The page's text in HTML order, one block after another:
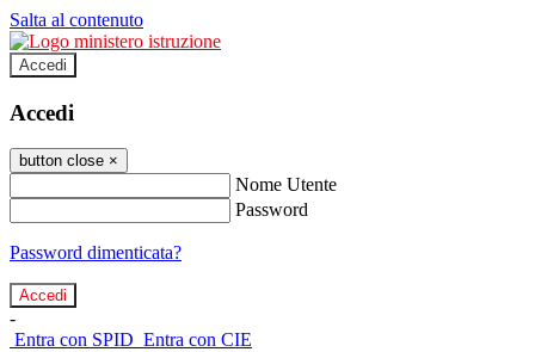
Salta al contenuto
Accedi
Accedi
button close ×
Nome Utente
Password
Password dimenticata?
-
Entra con SPID Entra con CIE